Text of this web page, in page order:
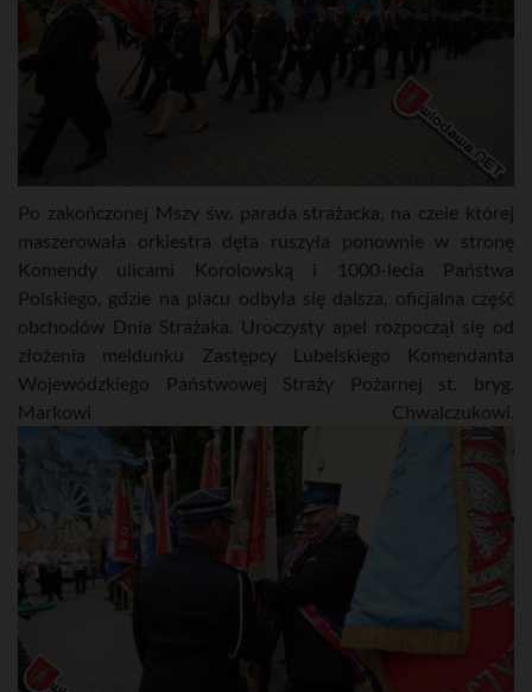
Po zakończonej Mszy św. parada strażacka, na czele której
maszerowała orkiestra dęta ruszyła ponownie w stronę
Komendy ulicami Korolowską i 1000-lecia Państwa
Polskiego, gdzie na placu odbyła się dalsza, oficjalna część
obchodów Dnia Strażaka. Uroczysty apel rozpoczął się od
złożenia meldunku Zastępcy Lubelskiego Komendanta
Wojewódzkiego Państwowej Straży Pożarnej st. bryg.
Markowi Chwalczukowi.